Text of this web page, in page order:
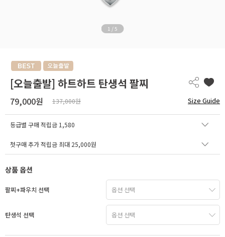
1 / 5
[오늘출발] 하트하트 탄생석 팔찌
79,000원 137,000원 Size Guide
등급별 구매 적립금 1,580
첫구매 추가 적립금 최대 25,000원
상품 옵션
팔찌+파우치 선택
탄생석 선택